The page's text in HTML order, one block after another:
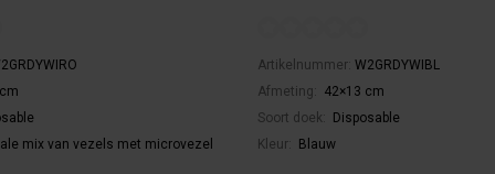
mix van vezels met microvezel
Artikelnummer: W2GRDYWIBL
Afmeting:
42×13 cm
Soort doek:
Disposable
Kleur:
Blauw